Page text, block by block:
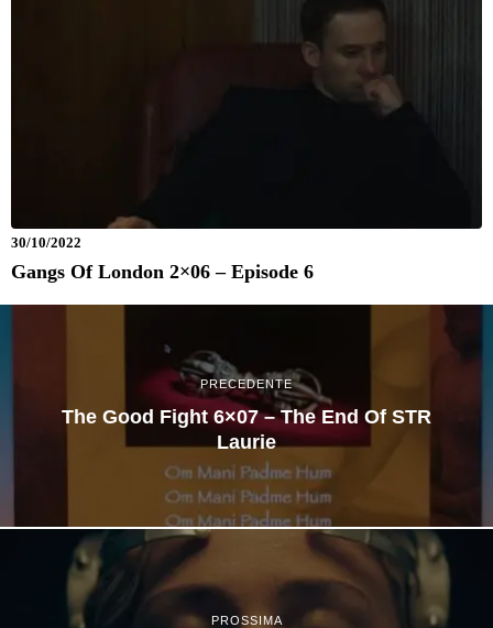
30/10/2022
Gangs Of London 2×06 – Episode 6
PRECEDENTE
The Good Fight 6×07 – The End Of STR
Laurie
PROSSIMA